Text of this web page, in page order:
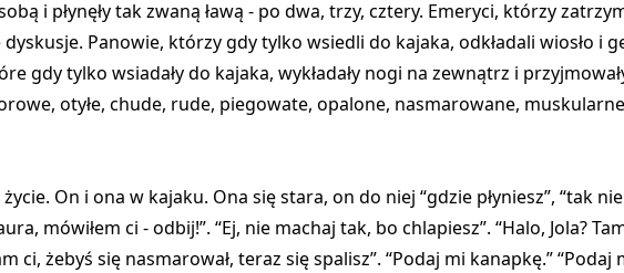
i płynęły tak zwaną ławą - po dwa, trzy, cztery. Emeryci, którzy
Panowie, którzy gdy tylko wsiedli do kajaka, odkładali wiosło i
gdy tylko wsiadały do kajaka, wykładały nogi na zewnątrz i
otyłe, chude, rude, piegowate, opalone, nasmarowane,
On i ona w kajaku. Ona się stara, on do niej “gdzie płyniesz”, “tak nie
mówiłem ci - odbij!”. “Ej, nie machaj tak, bo chlapiesz”. “Halo, Jola?
ci, żebyś się nasmarował, teraz się spalisz”. “Podaj mi kanapkę.” “Podaj